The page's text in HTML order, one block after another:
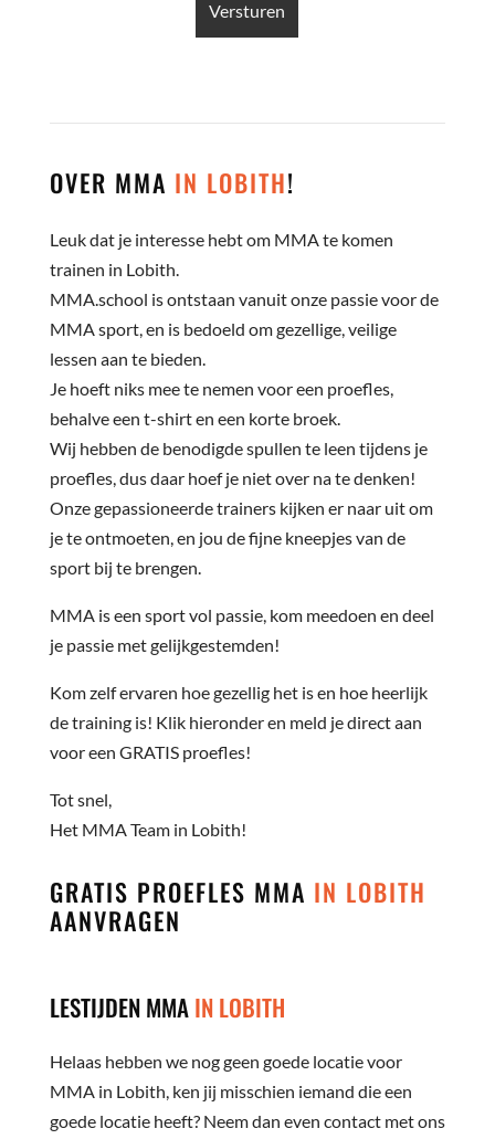
OVER MMA IN LOBITH!
Leuk dat je interesse hebt om MMA te komen
trainen in Lobith.
MMA.school is ontstaan vanuit onze passie voor de
MMA sport, en is bedoeld om gezellige, veilige
lessen aan te bieden.
Je hoeft niks mee te nemen voor een proefles,
behalve een t-shirt en een korte broek.
Wij hebben de benodigde spullen te leen tijdens je
proefles, dus daar hoef je niet over na te denken!
Onze gepassioneerde trainers kijken er naar uit om
je te ontmoeten, en jou de fijne kneepjes van de
sport bij te brengen.
MMA is een sport vol passie, kom meedoen en deel
je passie met gelijkgestemden!
Kom zelf ervaren hoe gezellig het is en hoe heerlijk
de training is! Klik hieronder en meld je direct aan
voor een GRATIS proefles!
Tot snel,
Het MMA Team in Lobith!
GRATIS PROEFLES MMA IN LOBITH
AANVRAGEN
LESTIJDEN MMAIN LOBITH
Helaas hebben we nog geen goede locatie voor
MMA in Lobith, ken jij misschien iemand die een
goede locatie heeft? Neem dan even contact met ons